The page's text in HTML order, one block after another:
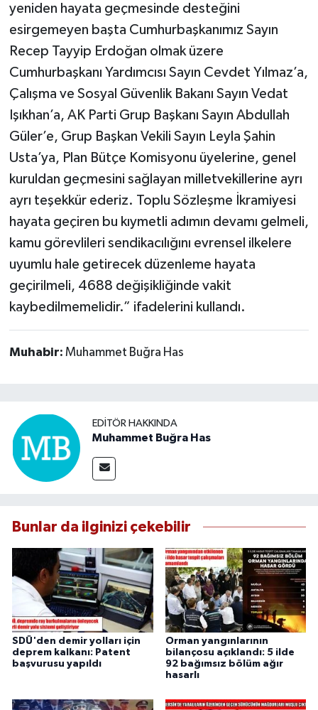
yeniden hayata geçmesinde desteğini
esirgemeyen başta Cumhurbaşkanımız Sayın
Recep Tayyip Erdoğan olmak üzere
Cumhurbaşkanı Yardımcısı Sayın Cevdet Yılmaz’a,
Çalışma ve Sosyal Güvenlik Bakanı Sayın Vedat
Işıkhan’a, AK Parti Grup Başkanı Sayın Abdullah
Güler’e, Grup Başkan Vekili Sayın Leyla Şahin
Usta’ya, Plan Bütçe Komisyonu üyelerine, genel
kuruldan geçmesini sağlayan milletvekillerine ayrı
ayrı teşekkür ederiz. Toplu Sözleşme İkramiyesi
hayata geçiren bu kıymetli adımın devamı gelmeli,
kamu görevlileri sendikacılığını evrensel ilkelere
uyumlu hale getirecek düzenleme hayata
geçirilmeli, 4688 değişikliğinde vakit
kaybedilmemelidir.” ifadelerini kullandı.
Muhabir: Muhammet Buğra Has
EDITÖR HAKKINDA
Muhammet Buğra Has
Bunlar da ilginizi çekebilir
SDÜ'den demir yolları için
deprem kalkanı: Patent
başvurusu yapıldı
Orman yangınlarının
bilançosu açıklandı: 5 ilde
92 bağımsız bölüm ağır
hasarlı